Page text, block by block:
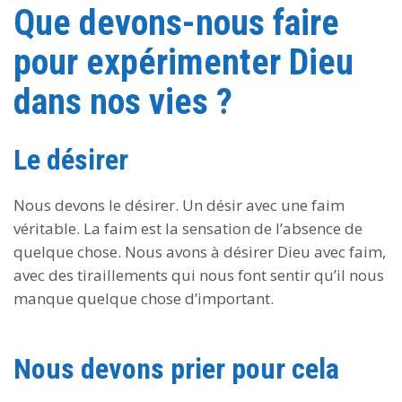
Que devons-nous faire
pour expérimenter Dieu
dans nos vies ?
Le désirer
Nous devons le désirer. Un désir avec une faim
véritable. La faim est la sensation de l’absence de
quelque chose. Nous avons à désirer Dieu avec faim,
avec des tiraillements qui nous font sentir qu’il nous
manque quelque chose d’important.
Nous devons prier pour cela